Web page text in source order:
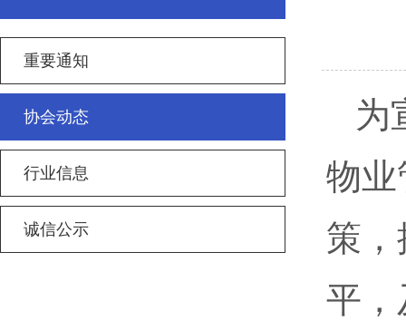
重要通知
协会动态
行业信息
诚信公示
为
物业
策
平，